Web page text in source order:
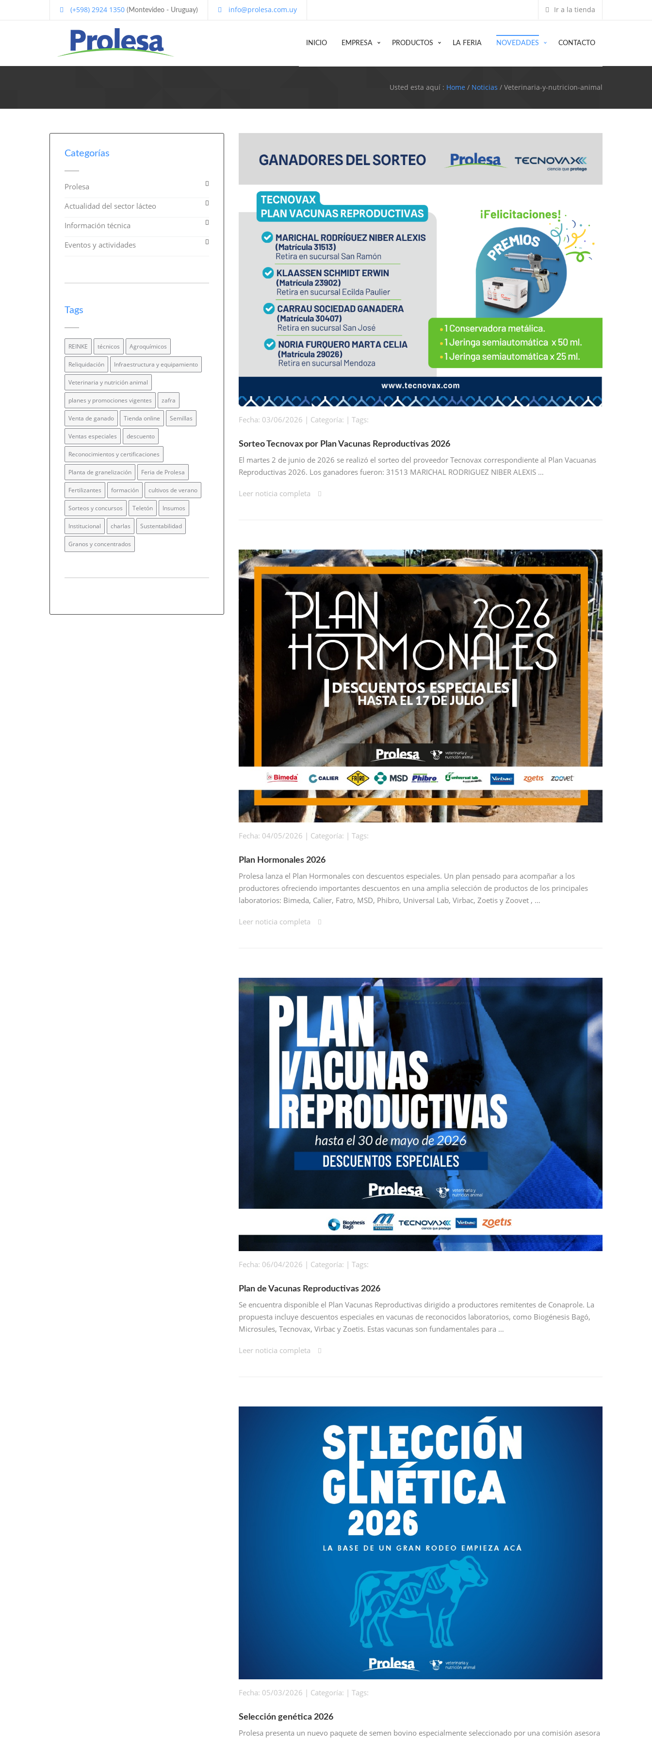
(+598) 2924 1350 (Montevideo - Uruguay) info@prolesa.com.uy Ir a la tienda
INICIO EMPRESA PRODUCTOS LA FERIA NOVEDADES CONTACTO
Usted esta aquí : Home / Noticias / Veterinaria-y-nutricion-animal
Categorías
Prolesa
Actualidad del sector lácteo
Información técnica
Eventos y actividades
Tags
REINKE técnicos Agroquímicos
Reliquidación Infraestructura y equipamiento
Veterinaria y nutrición animal
planes y promociones vigentes zafra
Venta de ganado Tienda online Semillas
Ventas especiales descuento
Reconocimientos y certificaciones
Planta de granelización Feria de Prolesa
Fertilizantes formación cultivos de verano
Sorteos y concursos Teletón Insumos
Institucional charlas Sustentabilidad
Granos y concentrados
Fecha: 03/06/2026 | Categoría: | Tags:
Sorteo Tecnovax por Plan Vacunas Reproductivas 2026
El martes 2 de junio de 2026 se realizó el sorteo del proveedor Tecnovax correspondiente al Plan Vacuanas
Reproductivas 2026. Los ganadores fueron: 31513 MARICHAL RODRIGUEZ NIBER ALEXIS …
Leer noticia completa
Fecha: 04/05/2026 | Categoría: | Tags:
Plan Hormonales 2026
Prolesa lanza el Plan Hormonales con descuentos especiales. Un plan pensado para acompañar a los
productores ofreciendo importantes descuentos en una amplia selección de productos de los principales
laboratorios: Bimeda, Calier, Fatro, MSD, Phibro, Universal Lab, Virbac, Zoetis y Zoovet , …
Leer noticia completa
Fecha: 06/04/2026 | Categoría: | Tags:
Plan de Vacunas Reproductivas 2026
Se encuentra disponible el Plan Vacunas Reproductivas dirigido a productores remitentes de Conaprole. La
propuesta incluye descuentos especiales en vacunas de reconocidos laboratorios, como Biogénesis Bagó,
Microsules, Tecnovax, Virbac y Zoetis. Estas vacunas son fundamentales para …
Leer noticia completa
Fecha: 05/03/2026 | Categoría: | Tags:
Selección genética 2026
Prolesa presenta un nuevo paquete de semen bovino especialmente seleccionado por una comisión asesora